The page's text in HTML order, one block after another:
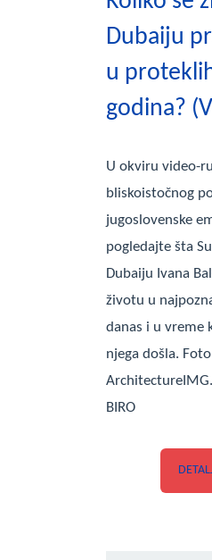
Dubaiju
u
godina?
U okviru video-
bliskoistočnog
jugoslovenske
pogledajte šta
Dubaiju Ivana
životu u
danas i u vreme
njega došla.
BIRO